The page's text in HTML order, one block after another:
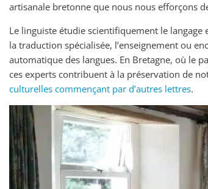
artisanale bretonne que nous nous efforçons
Le linguiste étudie scientifiquement le langage
la traduction spécialisée, l’enseignement ou
automatique des langues. En Bretagne, où le
ces experts contribuent à la préservation de
culturelles commençant par d’autres lettres.